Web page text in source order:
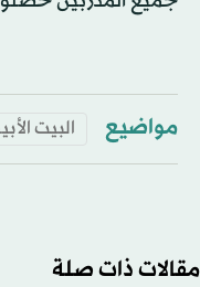
مواضيع البيت
مقالات ذات صلة